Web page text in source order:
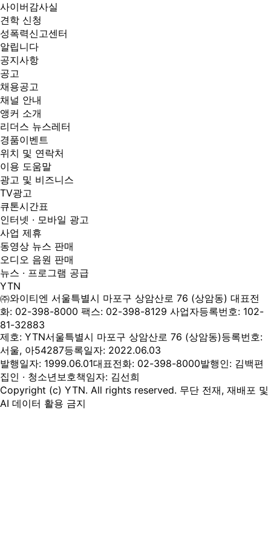
사이버감사실
견학 신청
성폭력신고센터
알립니다
공지사항
공고
채용공고
채널 안내
앵커 소개
리더스 뉴스레터
경품이벤트
위치 및 연락처
이용 도움말
광고 및 비즈니스
TV광고
큐톤시간표
인터넷 · 모바일 광고
사업 제휴
동영상 뉴스 판매
오디오 음원 판매
뉴스 · 프로그램 공급
YTN
㈜와이티엔 서울특별시 마포구 상암산로 76 (상암동) 대표전
화: 02-398-8000 팩스: 02-398-8129 사업자등록번호: 102-
81-32883
제호: YTN서울특별시 마포구 상암산로 76 (상암동)등록번호:
서울, 아54287등록일자: 2022.06.03
발행일자: 1999.06.01대표전화: 02-398-8000발행인: 김백편
집인 · 청소년보호책임자: 김선희
Copyright (c) YTN. All rights reserved. 무단 전재, 재배포 및
AI 데이터 활용 금지